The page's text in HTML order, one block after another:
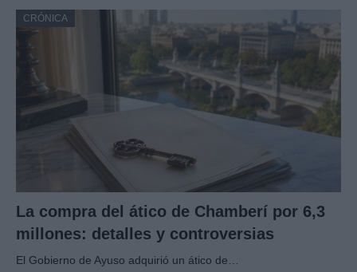
CRÓNICA
La compra del ático de Chamberí por 6,3
millones: detalles y controversias
El Gobierno de Ayuso adquirió un ático de…